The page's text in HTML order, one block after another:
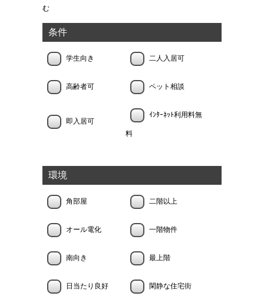
む
条件
学生向き 二人入居可
高齢者可 ペット相談
即入居可
ｲﾝﾀｰﾈｯﾄ利用料無
料
環境
角部屋 二階以上
オール電化 一階物件
南向き 最上階
日当たり良好 閑静な住宅街